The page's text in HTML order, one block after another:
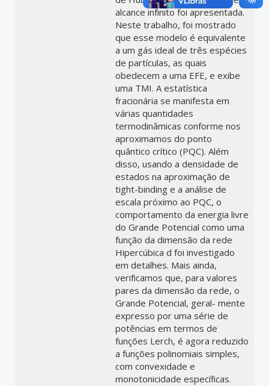
alcance infinito foi apresentada.
Neste trabalho, foi mostrado
que esse modelo é equivalente
a um gás ideal de três espécies
de partículas, as quais
obedecem a uma EFE, e exibe
uma TMI. A estatística
fracionária se manifesta em
várias quantidades
termodinâmicas conforme nos
aproximamos do ponto
quântico crítico (PQC). Além
disso, usando a densidade de
estados na aproximação de
tight-binding e a análise de
escala próximo ao PQC, o
comportamento da energia livre
do Grande Potencial como uma
função da dimensão da rede
Hipercúbica d foi investigado
em detalhes. Mais ainda,
verificamos que, para valores
pares da dimensão da rede, o
Grande Potencial, geral- mente
expresso por uma série de
potências em termos de
funções Lerch, é agora reduzido
a funções polinomiais simples,
com convexidade e
monotonicidade específicas.